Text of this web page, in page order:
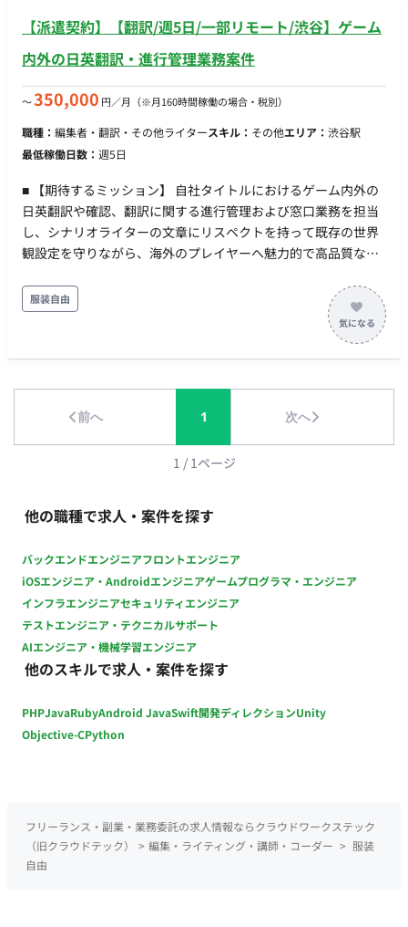
動画を中心とした制作業務をお任せします。 提供素材（写真・
動画・テキスト）をもとに、広告用動画またはショートドラマ
給素材（写真・動画・テキスト）をもとにしたショート動画
BGM・テロップ設計 ・ブランドトーンや訴求テーマに応じた映
像ディレクション／提案 ・クライアントフィードバックを踏ま
マ・ストーリー構成案の企画補助 ※素材はクライアントより提
供。構成・編集中心の業務です。 【必須スキル・経験】 ◎ SNS
向けショート動画（Reels／TikTok／YouTube Shorts等）編集
実務経験 ◎ Premiere Pro、After Effects、またはCapCutなど
を用いた編集スキル ◎ ナレーション・BGM・テロップを含めた
動画構成の経験 ◎ クライアント支給素材をもとにした構成・演
商材の動画制作経験 ○ SNS広告・運用を意識した企画・サムネ
ートドラマ／ストーリー構成に携わった経験 ○ ナレーション／
BGM選定を含む演出センス 【求める人物像】 スピード感を持っ
案や改善の提案ができる方 【稼働条件・契約情報】 稼働日数：
PC：貸与 【制作イメージ参考】 参考①：
https://www.youtube.com/watch?v=tMgs6obB174 参考③：
https://www.youtube.com/shorts/dcLDHeWzpRM
【派遣契約】【翻訳/週5日/一部リモート/渋谷】ゲーム
内外の日英翻訳・進行管理業務案件
〜350,000 円／月 （※月160時間稼働の場合・税別）
職種： 編集者・翻訳・その他ライタースキル： その他エリア： 渋谷駅
最低稼働日数： 週5日
■ 【期待するミッション】 自社タイトルにおけるゲーム内外の
日英翻訳や確認、翻訳に関する進行管理および窓口業務を担当
し、シナリオライターの文章にリスペクトを持って既存の世界
観設定を守りながら、海外のプレイヤーへ魅力的で高品質なコ
ーダー候補としての活躍も期待しています。 ■ 【業務内容・担
当工程】 【シナリオ、フレーバーテキスト、お知らせの翻訳及
びチェック業務】 メイン業務として、アイテムやキャラクター
のフレーバーテキストの翻訳やイベントシナリオ、お知らせな
外マーケティングの調査や企画提案、不具合報告などを担当し
ます。 ■ 【チーム体制】 ・翻訳・海外業務メンバー（平均年齢
38歳、20代〜50代まで幅広い年齢層） ■ 【働き方】 ・契約形
働量：週5日 稼働曜日：月～金 稼働時間：10:00-19:00 ・働き
方：一部リモート（渋谷駅徒歩5分） ※許可制：週2日程度（た
支給 ・時給：2,150円 ※経験・スキルにより応相談 ・契約期
間：即日～長期 ・その他 月末締め、25日支払い
服装自由
前へ 1 次へ
1 / 1ページ
他の職種で求人・案件を探す
バックエンドエンジニアフロントエンジニア
iOSエンジニア・Androidエンジニアゲームプログラマ・エンジニア
インフラエンジニアセキュリティエンジニア
テストエンジニア・テクニカルサポート
AIエンジニア・機械学習エンジニア
他のスキルで求人・案件を探す
PHPJavaRubyAndroid JavaSwift開発ディレクションUnity
Objective-CPython
フリーランス・副業・業務委託の求人情報ならクラウドワークステック
（旧クラウドテック）
> 編集・ライティング・講師・コーダー > 服装
自由